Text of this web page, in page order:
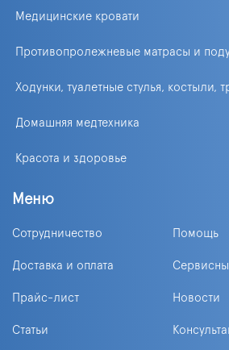
Медицинские кровати
Противопролежневые матрасы и
Ходунки, туалетные стулья, костыли,
Домашняя медтехника
Красота и здоровье
Меню
Сотрудничество Помощь
Доставка и оплата
Прайс-лист Новости
Статьи